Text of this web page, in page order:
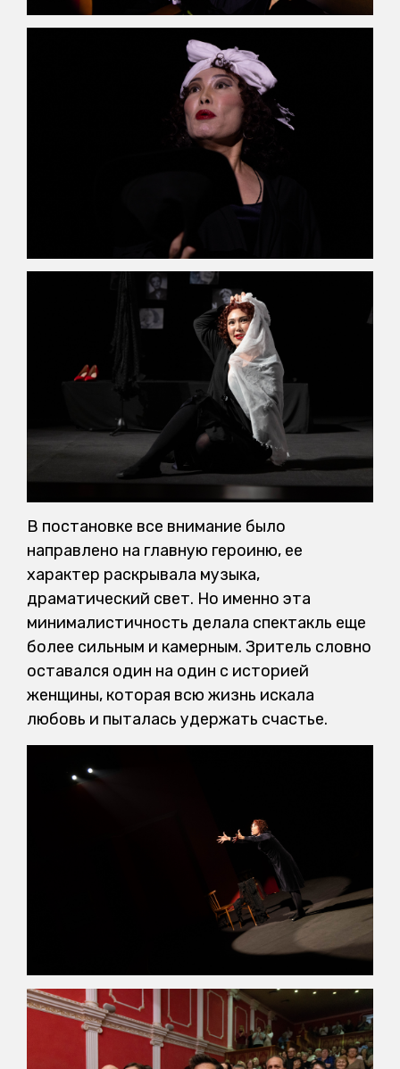
В постановке все внимание было
направлено на главную героиню, ее
характер раскрывала музыка,
драматический свет. Но именно эта
минималистичность делала спектакль еще
более сильным и камерным. Зритель словно
оставался один на один с историей
женщины, которая всю жизнь искала
любовь и пыталась удержать счастье.